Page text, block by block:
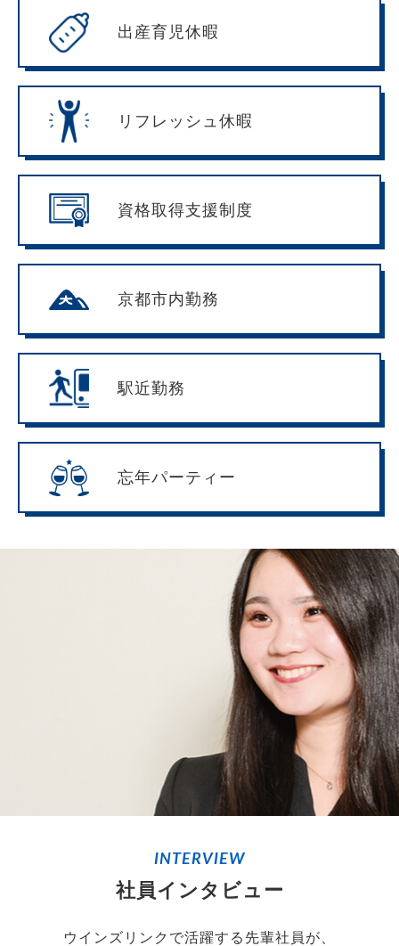
出産育児休暇
リフレッシュ休暇
資格取得支援制度
京都市内勤務
駅近勤務
忘年パーティー
INTERVIEW
社員インタビュー
ウインズリンクで活躍する先輩社員が、